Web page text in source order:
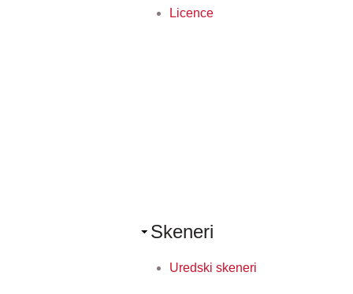
Licence
Skeneri
Uredski skeneri